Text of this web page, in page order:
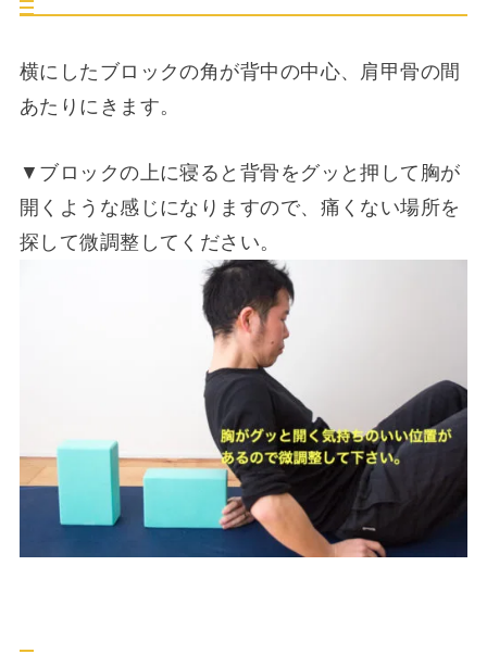
横にしたブロックの角が背中の中心、肩甲骨の間
あたりにきます。
▼ブロックの上に寝ると背骨をグッと押して胸が
開くような感じになりますので、痛くない場所を
探して微調整してください。